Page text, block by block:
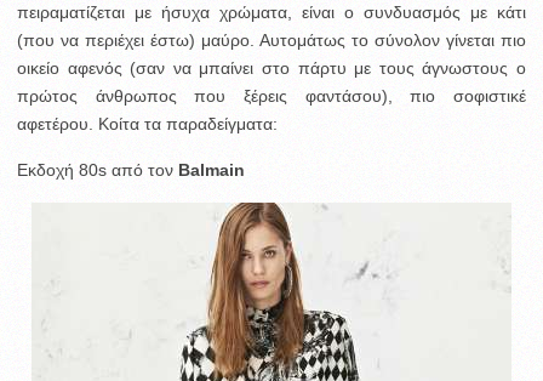
πειραματίζεται με ήσυχα χρώματα, είναι ο συνδυασμός με κάτι
(που να περιέχει έστω) μαύρο. Αυτομάτως το σύνολον γίνεται πιο
οικείο αφενός (σαν να μπαίνει στο πάρτυ με τους άγνωστους ο
πρώτος άνθρωπος που ξέρεις φαντάσου), πιο σοφιστικέ
αφετέρου. Κοίτα τα παραδείγματα:
Εκδοχή 80s από τον Balmain